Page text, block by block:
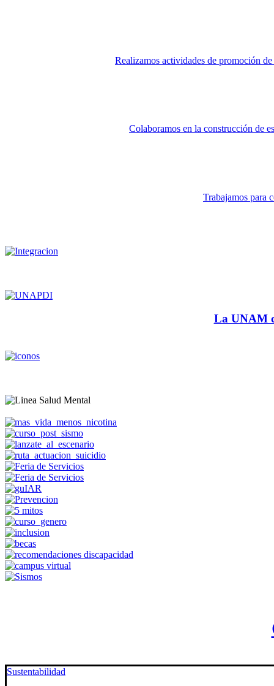
Realizamos actividades de promoción
Colaboramos en la construcción de
Trabajamos para
La UNAM
Sustentabilidad